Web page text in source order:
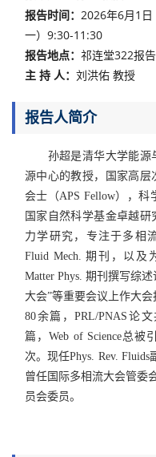
报告时间： 2026年6月1日
一）9:30-11:30
报告地点： 祁连堂322报
主 持 人： 刘洪佑 教授
报告人简介
孙超是清华大学能源
源中心的教授，国家高层
会士（APS Fellow），科
国家自然科学基金卓越
力学研究，专注于多相
Fluid Mech. 期刊，以及为
Matter Phys. 期刊撰写综
大会”等重要会议上作大
80余篇，PRL/PNAS论
篇，Web of Science总
次。现任Phys. Rev.
曾任国际多相流大会管委
员会委员。